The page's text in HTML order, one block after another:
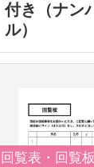
付き（ナン
ル）
回覧表・回覧